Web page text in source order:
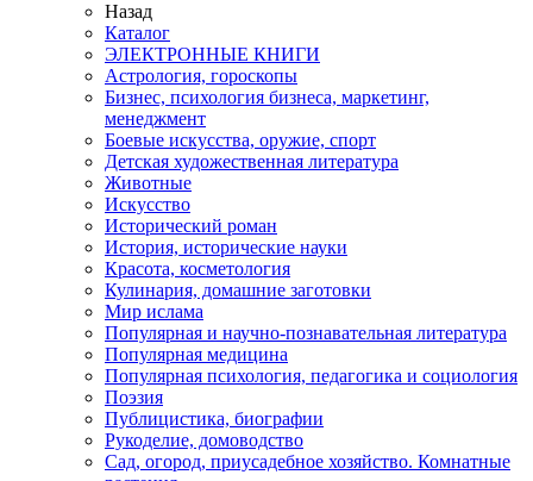
Назад
Каталог
ЭЛЕКТРОННЫЕ КНИГИ
Астрология, гороскопы
Бизнес, психология бизнеса, маркетинг,
менеджмент
Боевые искусства, оружие, спорт
Детская художественная литература
Животные
Искусство
Исторический роман
История, исторические науки
Красота, косметология
Кулинария, домашние заготовки
Мир ислама
Популярная и научно-познавательная литература
Популярная медицина
Популярная психология, педагогика и социология
Поэзия
Публицистика, биографии
Рукоделие, домоводство
Сад, огород, приусадебное хозяйство. Комнатные